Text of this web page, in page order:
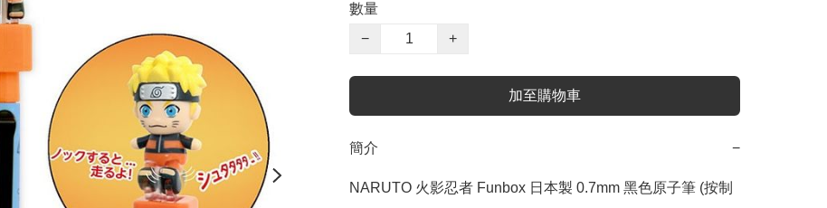
數量
−
+
加至購物車
簡介 −
NARUTO 火影忍者 Funbox 日本製 0.7mm 黑色原子筆 (按制